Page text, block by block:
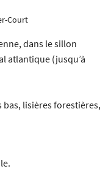
Court
dans le sillon
atlantique (jusqu’à
bas, lisières forestières,